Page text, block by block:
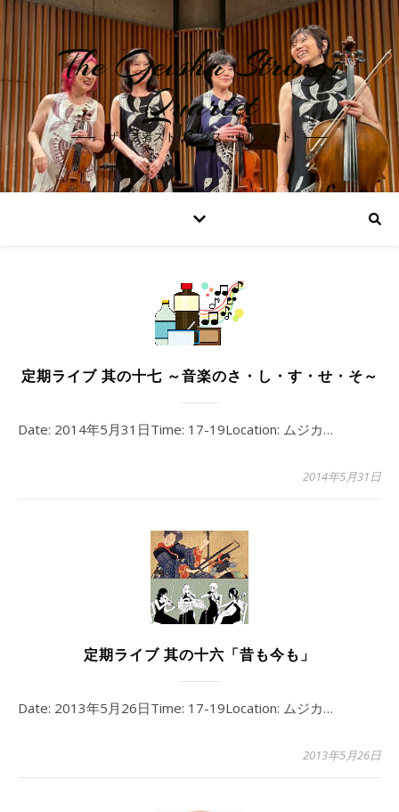
The Geisha Strings
Quartet
ザ・芸者ストリングス・カルテット
定期ライブ 其の十七 ～音楽のさ・し・す・せ・そ～
Date: 2014年5月31日Time: 17-19Location: ムジカ…
2014年5月31日
定期ライブ 其の十六「昔も今も」
Date: 2013年5月26日Time: 17-19Location: ムジカ…
2013年5月26日